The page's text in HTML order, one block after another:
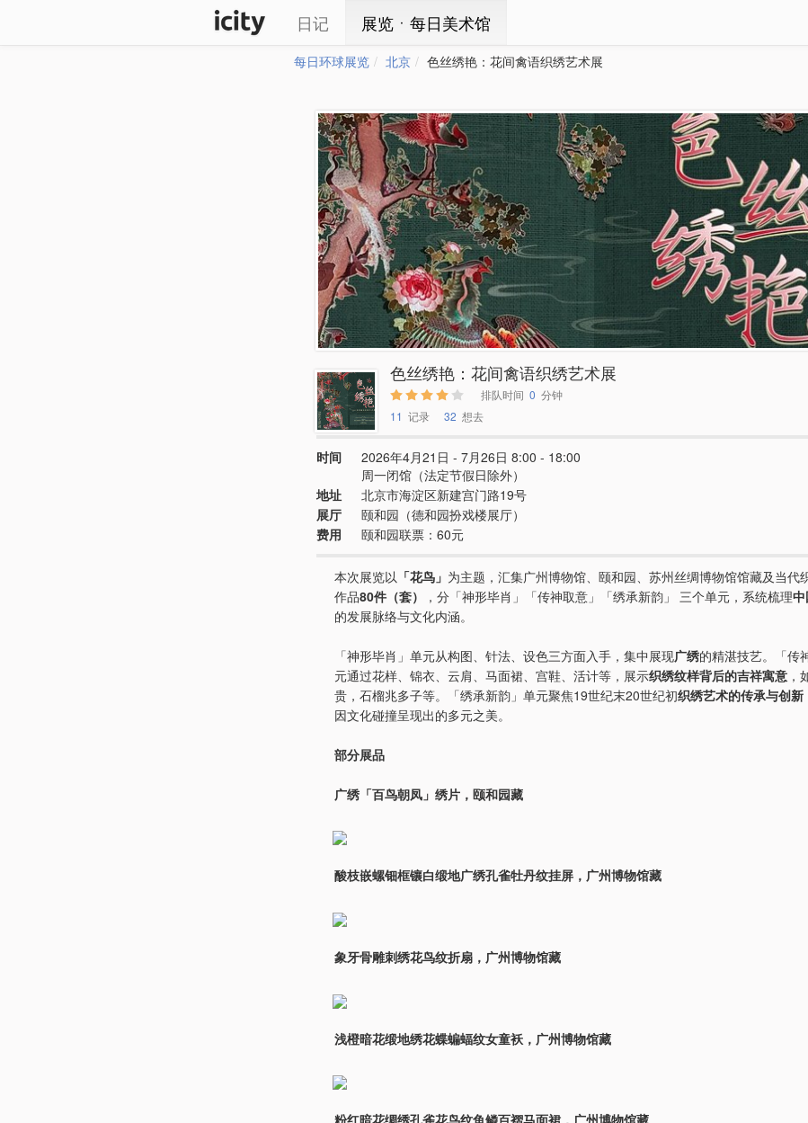
日记 展览ㆍ每日美术馆
每日环球展览 北京 色丝绣艳：花间禽语织绣艺术展
色丝绣艳：花间禽语织绣艺术展
排队时间 0 分钟
11 记录 32 想去
时间
2026年4月21日 - 7月26日 8:00 - 18:00
周一闭馆（法定节假日除外）
地址
北京市海淀区新建宫门路19号
展厅
颐和园（德和园扮戏楼展厅）
费用
颐和园联票：60元
本次展览以 「花鸟」 为主题，汇集广州博物馆、颐和园、苏州丝绸博物馆馆藏及当代
作品80件（套） ，分「神形毕肖」「传神取意」「绣承新韵」 三个单元，系统梳理
的发展脉络与文化内涵。
「神形毕肖」单元从构图、针法、设色三方面入手，集中展现广绣的精湛技艺。「传
元通过花样、锦衣、云肩、马面裙、宫鞋、活计等，展示织绣纹样背后的吉祥寓意 ，
贵，石榴兆多子等。「绣承新韵」单元聚焦19世纪末20世纪初织绣艺术的传承与创新
因文化碰撞呈现出的多元之美。
部分展品
广绣「百鸟朝凤」绣片，颐和园藏
酸枝嵌螺钿框镶白缎地广绣孔雀牡丹纹挂屏，广州博物馆藏
象牙骨雕刺绣花鸟纹折扇，广州博物馆藏
浅橙暗花缎地绣花蝶蝙蝠纹女童袄，广州博物馆藏